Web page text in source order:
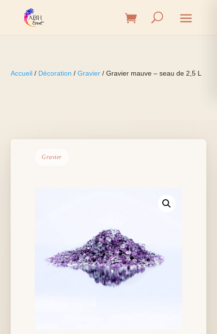
Accueil / Décoration /Gravier / Gravier mauve – seau de 2,5 L
Gravier